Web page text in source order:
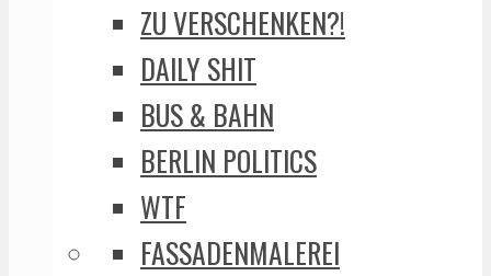
ZU VERSCHENKEN?!
DAILY SHIT
BUS & BAHN
BERLIN POLITICS
WTF
FASSADENMALEREI